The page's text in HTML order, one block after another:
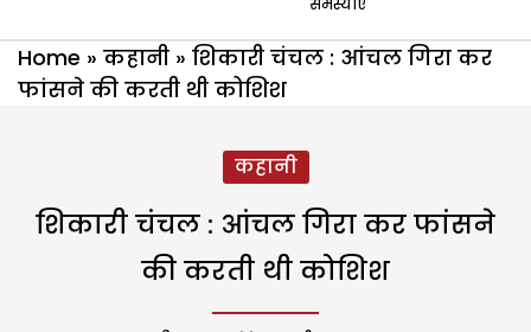
समस्याएं
Home » कहानी » शिकारी चंचल : आंचल गिरा कर
फांसने की करती थी कोशिश
कहानी
शिकारी चंचल : आंचल गिरा कर फांसने
की करती थी कोशिश